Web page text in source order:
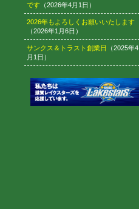
です （2026年4月1日）
2026年もよろしくお願いいたします
（2026年1月6日）
サンクス＆トラスト創業日
（2025年4
月1日）